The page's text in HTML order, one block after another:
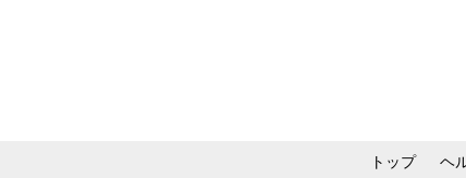
トップ ヘ